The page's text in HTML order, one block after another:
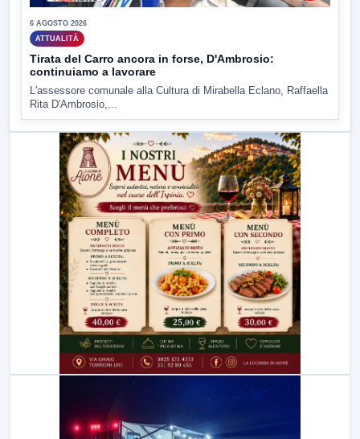
6 AGOSTO 2026
ATTUALITÀ
Tirata del Carro ancora in forse, D'Ambrosio:
continuiamo a lavorare
L'assessore comunale alla Cultura di Mirabella Eclano, Raffaella
Rita D'Ambrosio,...